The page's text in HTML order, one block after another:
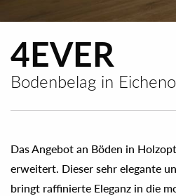
4EVER
Bodenbelag in
Das Angebot an Böden in
erweitert. Dieser sehr elegante
bringt raffinierte Eleganz in die
Wänden einen
durch zeitgenössische,
sich weich an und ist angenehm